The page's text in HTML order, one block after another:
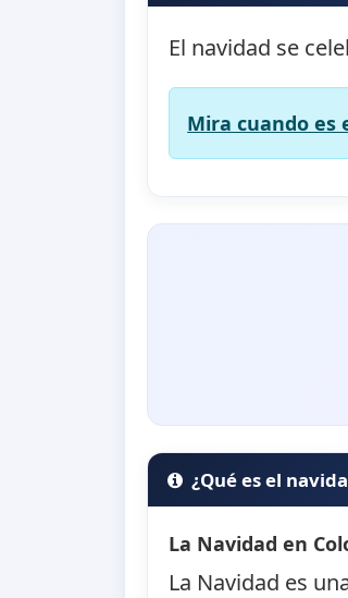
El navidad se
Mira cuando es
¿Qué es el
La Navidad en
La Navidad es